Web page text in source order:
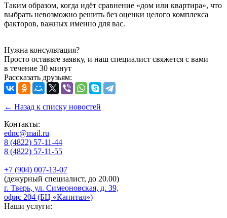
Таким образом, когда идёт сравнение «дом или квартира», что
выбрать невозможно решить без оценки целого комплекса
факторов, важных именно для вас.
Нужна консультация?
Просто оставьте заявку, и наш специалист свяжется с вами
в течение 30 минут
Рассказать друзьям:
← Назад к списку новостей
Контакты:
ednc@mail.ru
8 (4822) 57-11-44
8 (4822) 57-11-55
+7 (904) 007-13-07
(дежурный специалист, до 20.00)
г. Тверь, ул. Симеоновская, д. 39,
офис 204 (БЦ «Капитал»)
Наши услуги: